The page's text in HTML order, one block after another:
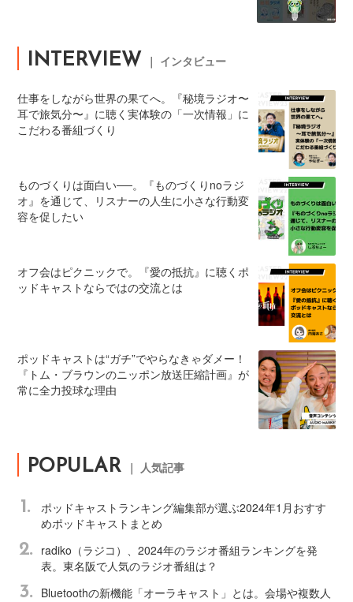
INTERVIEW ｜ インタビュー
仕事をしながら世界の果てへ。『秘境ラジオ〜
耳で旅気分〜』に聴く実体験の「一次情報」に
こだわる番組づくり
ものづくりは面白い──。『ものづくりnoラジ
オ』を通じて、リスナーの人生に小さな行動変
容を促したい
オフ会はピクニックで。『愛の抵抗』に聴くポ
ッドキャストならではの交流とは
ポッドキャストは“ガチ”でやらなきゃダメー！
『トム・ブラウンのニッポン放送圧縮計画』が
常に全力投球な理由
POPULAR ｜ 人気記事
1.
ポッドキャストランキング編集部が選ぶ2024年1月おすす
めポッドキャストまとめ
2.
radiko（ラジコ）、2024年のラジオ番組ランキングを発
表。東名阪で人気のラジオ番組は？
3.
Bluetoothの新機能「オーラキャスト」とは。会場や複数人